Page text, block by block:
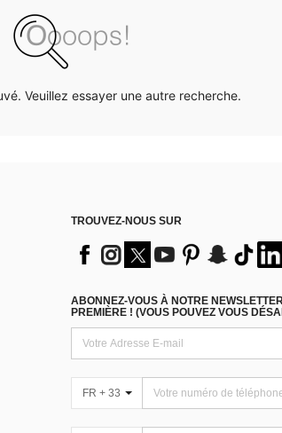
Veuillez essayer une autre recherche.
TROUVEZ-NOUS SUR
ABONNEZ-VOUS À NOTRE
PREMIÈRE ! (VOUS POUVEZ VOUS
FR + 33